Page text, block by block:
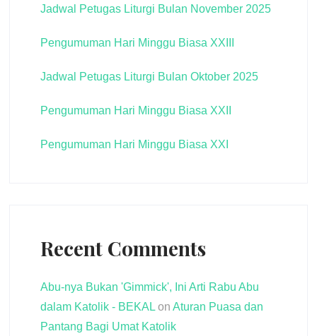
Jadwal Petugas Liturgi Bulan November 2025
Pengumuman Hari Minggu Biasa XXIII
Jadwal Petugas Liturgi Bulan Oktober 2025
Pengumuman Hari Minggu Biasa XXII
Pengumuman Hari Minggu Biasa XXI
Recent Comments
Abu-nya Bukan 'Gimmick', Ini Arti Rabu Abu
dalam Katolik - BEKALon Aturan Puasa dan
Pantang Bagi Umat Katolik